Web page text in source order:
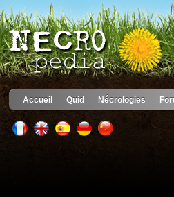
Accueil Quid Nécrologies